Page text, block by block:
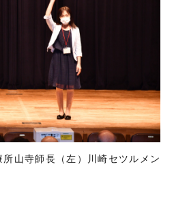
山寺師長（左）川崎セツルメン